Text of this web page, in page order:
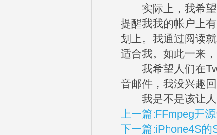
实际上，我希望
提醒我我的帐户上
划上。我通过阅读
适合我。如此一来
我希望人们在
音邮件，我没兴趣
我是不是该让人
上一篇:FFmpeg开
下一篇:iPhone4S的